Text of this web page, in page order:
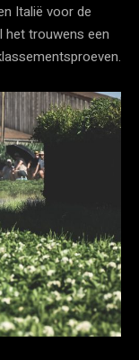
Italië voor de
het trouwens een